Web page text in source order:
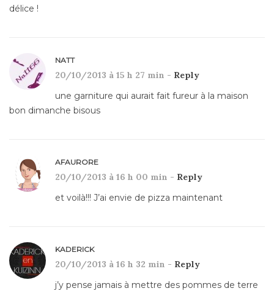
délice !
NATT
20/10/2013 à 15 h 27 min - Reply
une garniture qui aurait fait fureur à la maison
bon dimanche bisous
AFAURORE
20/10/2013 à 16 h 00 min - Reply
et voilà!!! J’ai envie de pizza maintenant
KADERICK
20/10/2013 à 16 h 32 min - Reply
j’y pense jamais à mettre des pommes de terre